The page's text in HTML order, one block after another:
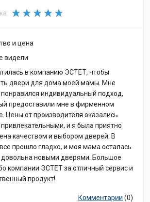
и цена
видели
в компанию ЭСТЕТ, чтобы
двери для дома моей мамы. Мне
индивидуальный подход,
предоставили мне в фирменном
Цены от производителя оказались
и я была приятно
качеством и выбором дверей. В
прошло гладко, и моя мама осталась
довольна новыми дверями. Большое
компании ЭСТЕТ за отличный сервис и
продукт!
Комментарии (0)